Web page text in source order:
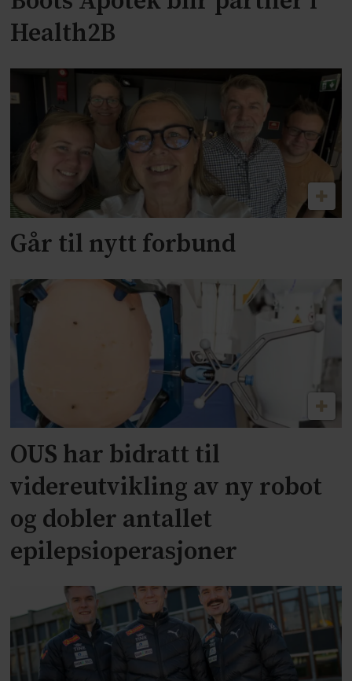
Health2B
Går til nytt forbund
OUS har bidratt til
videreutvikling av ny robot
og dobler antallet
epilepsioperasjoner